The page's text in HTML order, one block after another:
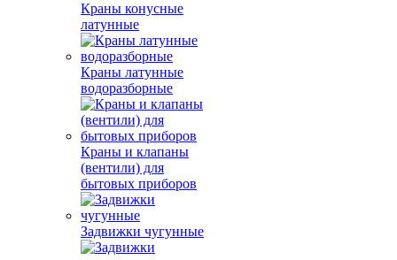
Краны конусные
латунные
Краны латунные
водоразборные
Краны и клапаны
(вентили) для
бытовых приборов
Задвижки чугунные